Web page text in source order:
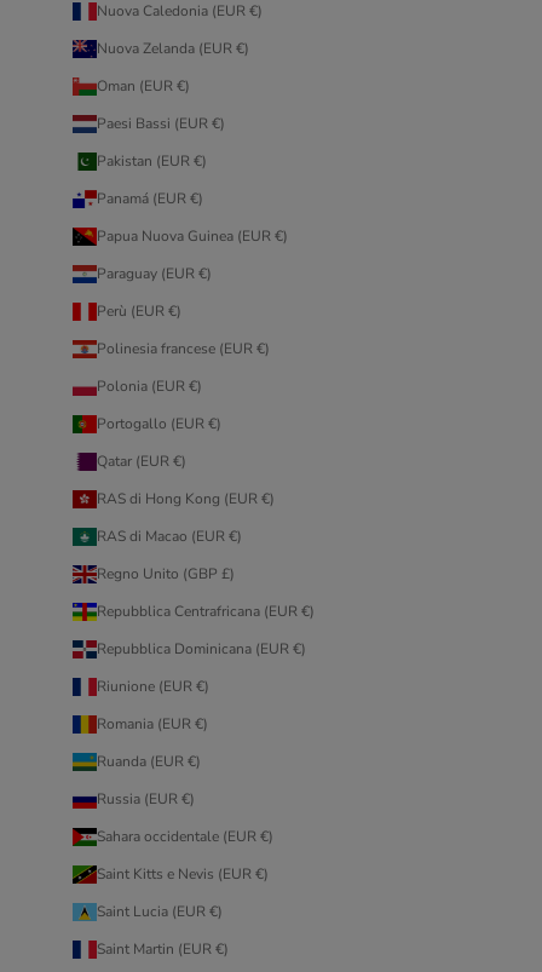
Nuova Caledonia (EUR €)
Nuova Zelanda (EUR €)
Oman (EUR €)
Paesi Bassi (EUR €)
Pakistan (EUR €)
Panamá (EUR €)
Papua Nuova Guinea (EUR €)
Paraguay (EUR €)
Perù (EUR €)
Polinesia francese (EUR €)
Polonia (EUR €)
Portogallo (EUR €)
Qatar (EUR €)
RAS di Hong Kong (EUR €)
RAS di Macao (EUR €)
Regno Unito (GBP £)
Repubblica Centrafricana (EUR €)
Repubblica Dominicana (EUR €)
Riunione (EUR €)
Romania (EUR €)
Ruanda (EUR €)
Russia (EUR €)
Sahara occidentale (EUR €)
Saint Kitts e Nevis (EUR €)
Saint Lucia (EUR €)
Saint Martin (EUR €)